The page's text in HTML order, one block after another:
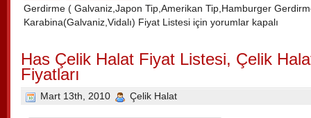
Gerdirme ( Galvaniz,Japon Tip,Amerikan Tip,Hamburger
Karabina(Galvaniz,Vidalı) Fiyat Listesi için yorumlar kapalı
Has Çelik Halat Fiyat Listesi, Çelik
Fiyatları
Mart 13th, 2010 Çelik Halat